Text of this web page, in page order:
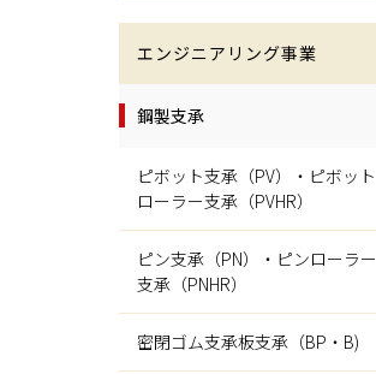
宇宙・防衛
建機
超大型油圧ショベル部品
エネルギー関連
エンジニアリング事業
鋼製支承
ピボット支承（PV）・ピボット
ローラー支承（PVHR）
ピン支承（PN）・ピンローラー
支承（PNHR）
密閉ゴム支承板支承（BP・B)